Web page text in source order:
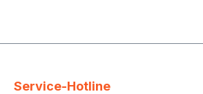
Service-Hotline